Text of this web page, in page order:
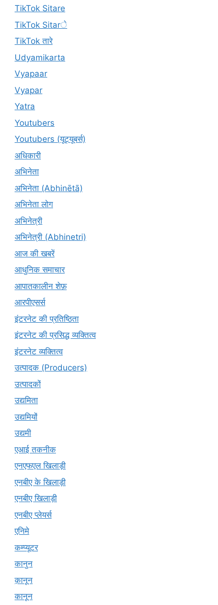
TikTok Sitare
TikTok Sitarे
TikTok तारे
Udyamikarta
Vyapaar
Vyapar
Yatra
Youtubers
Youtubers (यूट्यूबर्स)
अधिकारी
अभिनेता
अभिनेता (Abhinētā)
अभिनेता लोग
अभिनेत्री
अभिनेत्री (Abhinetri)
आज की खबरें
आधुनिक समाचार
आपातकालीन शेफ़
आरपीएसर्स
इंटरनेट की प्रतिष्ठिता
इंटरनेट की प्रसिद्ध व्यक्तित्व
इंटरनेट व्यक्तित्व
उत्पादक (Producers)
उत्पादकों
उद्यमिता
उद्यमियों
उद्यमी
एआई तकनीक
एनएफएल खिलाड़ी
एनबीए के खिलाड़ी
एनबीए खिलाड़ी
एनबीए प्लेयर्स
एनिमे
कम्प्यूटर
कानुन
क़ानून
कानून